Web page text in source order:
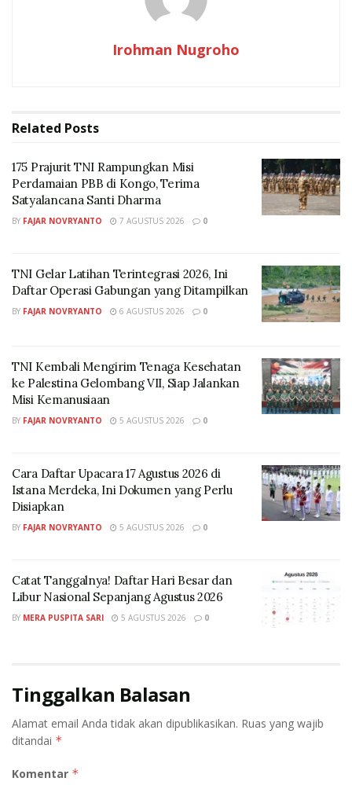
Irohman Nugroho
Related Posts
175 Prajurit TNI Rampungkan Misi
Perdamaian PBB di Kongo, Terima
Satyalancana Santi Dharma
BY FAJAR NOVRYANTO 7 AGUSTUS 2026 0
TNI Gelar Latihan Terintegrasi 2026, Ini
Daftar Operasi Gabungan yang Ditampilkan
BY FAJAR NOVRYANTO 6 AGUSTUS 2026 0
TNI Kembali Mengirim Tenaga Kesehatan
ke Palestina Gelombang VII, Siap Jalankan
Misi Kemanusiaan
BY FAJAR NOVRYANTO 5 AGUSTUS 2026 0
Cara Daftar Upacara 17 Agustus 2026 di
Istana Merdeka, Ini Dokumen yang Perlu
Disiapkan
BY FAJAR NOVRYANTO 5 AGUSTUS 2026 0
Catat Tanggalnya! Daftar Hari Besar dan
Libur Nasional Sepanjang Agustus 2026
BY MERA PUSPITA SARI 5 AGUSTUS 2026 0
Tinggalkan Balasan
Alamat email Anda tidak akan dipublikasikan. Ruas yang wajib
ditandai *
Komentar *